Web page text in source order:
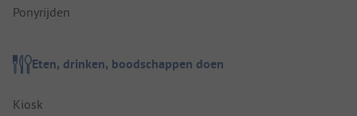
Ponyrijden
Eten, drinken, boodschappen doen
Kiosk